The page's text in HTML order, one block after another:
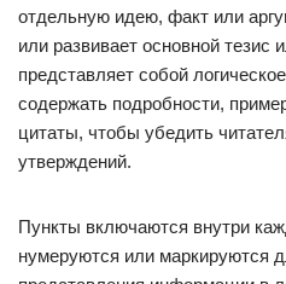
отдельную идею, факт или
или развивает основной тезис
представляет собой
содержать подробности,
цитаты, чтобы убедить
утверждений.
Пункты включаются внутри
нумеруются или маркируются